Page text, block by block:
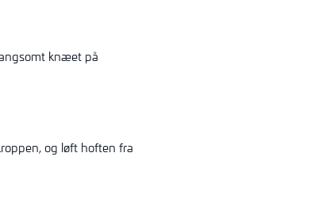
knæet på
og løft hoften fra